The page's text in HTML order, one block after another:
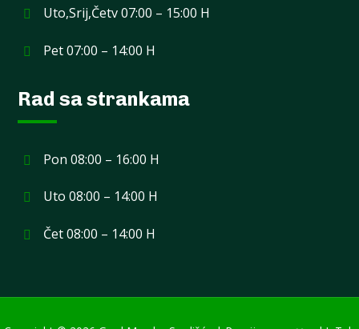
Uto,Srij,Četv 07:00 – 15:00 H
Pet 07:00 – 14:00 H
Rad sa strankama
Pon 08:00 – 16:00 H
Uto 08:00 – 14:00 H
Čet 08:00 – 14:00 H